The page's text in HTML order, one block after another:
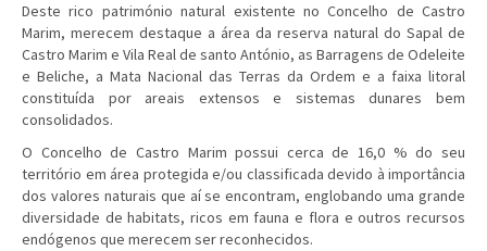
Deste rico património natural existente no Concelho de Castro
Marim, merecem destaque a área da reserva natural do Sapal de
Castro Marim e Vila Real de santo António, as Barragens de Odeleite
e Beliche, a Mata Nacional das Terras da Ordem e a faixa litoral
constituída por areais extensos e sistemas dunares bem
consolidados.
O Concelho de Castro Marim possui cerca de 16,0 % do seu
território em área protegida e/ou classificada devido à importância
dos valores naturais que aí se encontram, englobando uma grande
diversidade de habitats, ricos em fauna e flora e outros recursos
endógenos que merecem ser reconhecidos.